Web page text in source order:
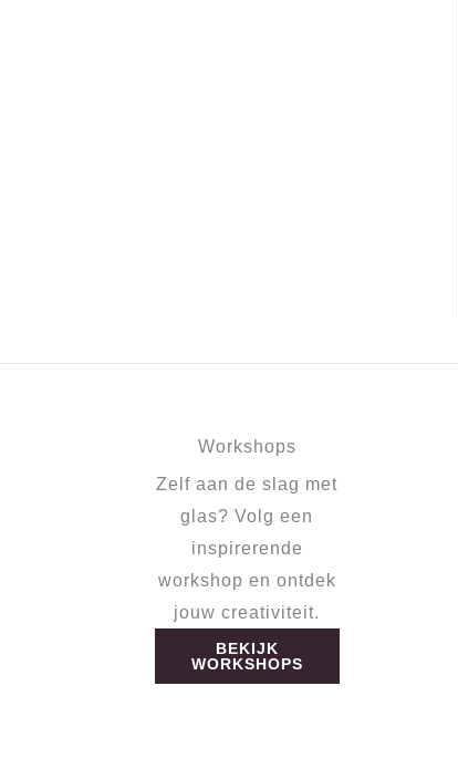
Workshops
Zelf aan de slag met
glas? Volg een
inspirerende
workshop en ontdek
jouw creativiteit.
BEKIJK
WORKSHOPS